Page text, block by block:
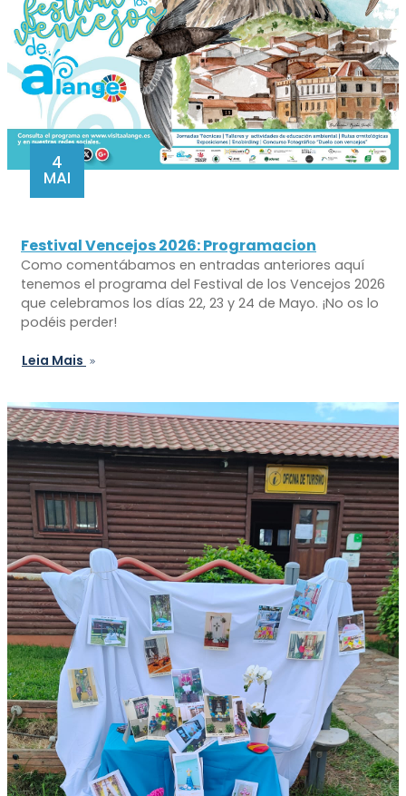
4
MAI
Festival Vencejos 2026: Programacion
Como comentábamos en entradas anteriores aquí
tenemos el programa del Festival de los Vencejos 2026
que celebramos los días 22, 23 y 24 de Mayo. ¡No os lo
podéis perder!
Leia Mais